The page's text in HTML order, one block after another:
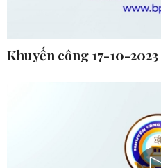
Khuyến công 17-10-2023